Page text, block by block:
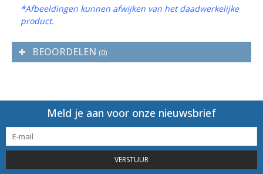
*Afbeeldingen kunnen afwijken van het daadwerkelijke
product.
BEOORDELEN (0)
Meld je aan voor onze nieuwsbrief
VERSTUUR